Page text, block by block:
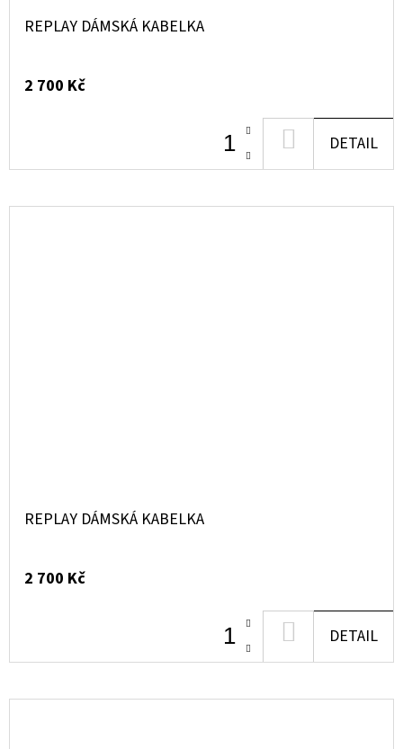
REPLAY DÁMSKÁ KABELKA
2 700 Kč
KOŠÍKU
DETAIL
REPLAY DÁMSKÁ KABELKA
2 700 Kč
KOŠÍKU
DETAIL